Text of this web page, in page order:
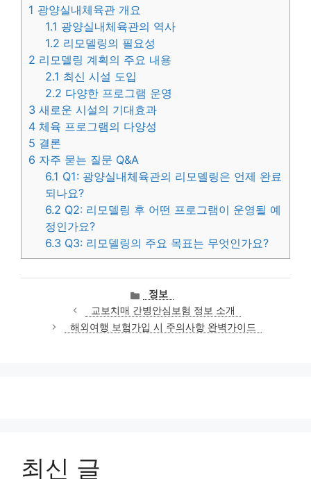
1 광양실내체육관 개요
1.1 광양실내체육관의 역사
1.2 리모델링의 필요성
2 리모델링 계획의 주요 내용
2.1 최신 시설 도입
2.2 다양한 프로그램 운영
3 새로운 시설의 기대효과
4 체육 프로그램의 다양성
5 결론
6 자주 묻는 질문 Q&A
6.1 Q1: 광양실내체육관의 리모델링은 언제 완료
되나요?
6.2 Q2: 리모델링 후 어떤 프로그램이 운영될 예
정인가요?
6.3 Q3: 리모델링의 주요 목표는 무엇인가요?
카
테
고
리
정보
교보치매 간병안심보험 정보 소개
해외여행 보험가입 시 주의사항 완벽가이드
최신 글